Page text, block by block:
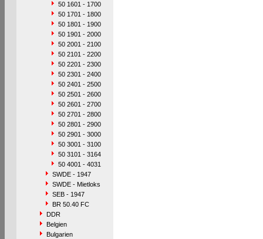
50 1601 - 1700
50 1701 - 1800
50 1801 - 1900
50 1901 - 2000
50 2001 - 2100
50 2101 - 2200
50 2201 - 2300
50 2301 - 2400
50 2401 - 2500
50 2501 - 2600
50 2601 - 2700
50 2701 - 2800
50 2801 - 2900
50 2901 - 3000
50 3001 - 3100
50 3101 - 3164
50 4001 - 4031
SWDE - 1947
SWDE - Mietloks
SEB - 1947
BR 50.40 FC
DDR
Belgien
Bulgarien